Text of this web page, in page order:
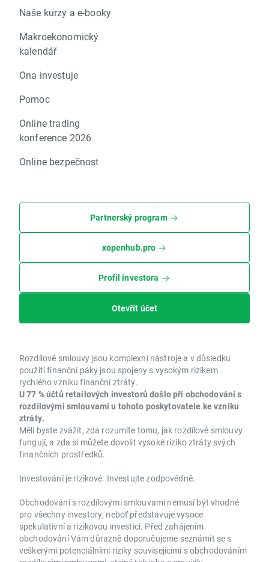
Naše kurzy a e-booky
Makroekonomický
kalendář
Ona investuje
Pomoc
Online trading
konference 2026
Online bezpečnost
Partnerský program
xopenhub.pro
Profil investora
Otevřít účet
Rozdílové smlouvy jsou komplexní nástroje a v důsledku
použití finanční páky jsou spojeny s vysokým rizikem
rychlého vzniku finanční ztráty.
U 77 % účtů retailových investorů došlo při obchodování s
rozdílovými smlouvami u tohoto poskytovatele ke vzniku
ztráty.
Měli byste zvážit, zda rozumíte tomu, jak rozdílové smlouvy
fungují, a zda si můžete dovolit vysoké riziko ztráty svých
finančních prostředků.
Investování je rizikové. Investujte zodpovědně.
Obchodování s rozdílovými smlouvami nemusí být vhodné
pro všechny investory, neboť představuje vysoce
spekulativní a rizikovou investici. Před zahájením
obchodování Vám důrazně doporučujeme seznámit se s
veškerými potenciálními riziky souvisejícími s obchodováním